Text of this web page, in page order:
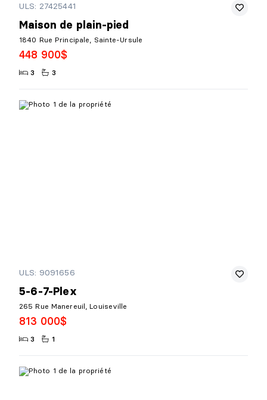
ULS: 27425441
Maison de plain-pied
1840 Rue Principale, Sainte-Ursule
448 900$
3 3
ULS: 9091656
5-6-7-Plex
265 Rue Manereuil, Louiseville
813 000$
3 1